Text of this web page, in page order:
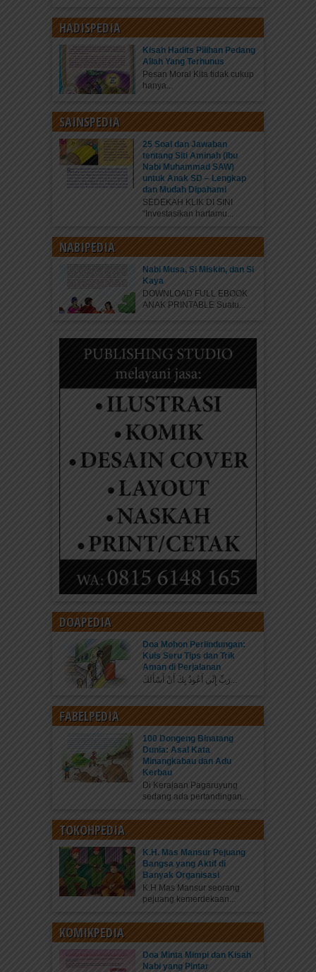
HADISPEDIA
Kisah Hadits Pilihan Pedang
Allah Yang Terhunus
Pesan Moral Kita tidak cukup
hanya...
SAINSPEDIA
25 Soal dan Jawaban
tentang Siti Aminah (Ibu
Nabi Muhammad SAW)
untuk Anak SD – Lengkap
dan Mudah Dipahami
SEDEKAH KLIK DI SINI
“Investasikan hartamu...
NABIPEDIA
Nabi Musa, Si Miskin, dan Si
Kaya
DOWNLOAD FULL EBOOK
ANAK PRINTABLE Suatu...
DOAPEDIA
Doa Mohon Perlindungan:
Kuis Seru Tips dan Trik
Aman di Perjalanan
رَبِّ إِنِّي أَعُوذُ بِكَ أَنْ أَسْأَلَكَ...
FABELPEDIA
100 Dongeng Binatang
Dunia: Asal Kata
Minangkabau dan Adu
Kerbau
Di Kerajaan Pagaruyung
sedang ada pertandingan...
TOKOHPEDIA
K.H. Mas Mansur Pejuang
Bangsa yang Aktif di
Banyak Organisasi
K.H Mas Mansur seorang
pejuang kemerdekaan...
KOMIKPEDIA
Doa Minta Mimpi dan Kisah
Nabi yang Pintar